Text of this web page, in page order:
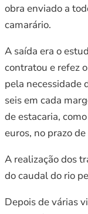
obra enviado a
camarário.
A saída era o
contratou e refez
pela necessidade
seis em cada
de estacaria,
euros, no prazo de
A realização dos
do caudal do rio
Depois de várias